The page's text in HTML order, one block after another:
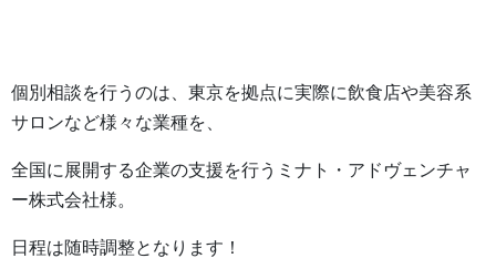
個別相談を行うのは、東京を拠点に実際に飲食店や美容系
サロンなど様々な業種を、
全国に展開する企業の支援を行うミナト・アドヴェンチャ
ー株式会社様。
日程は随時調整となります！